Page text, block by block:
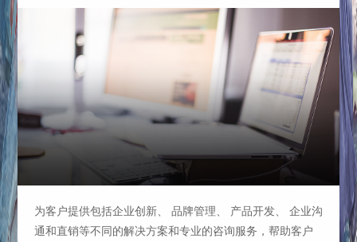
为客户提供包括企业创新、 品牌管理、 产品开发、 企业沟
通和直销等不同的解决方案和专业的咨询服务，帮助客户